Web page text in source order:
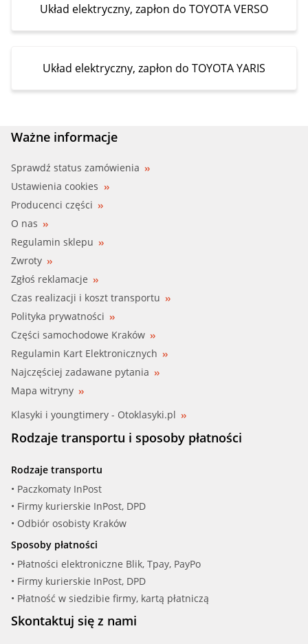
Układ elektryczny, zapłon do TOYOTA VERSO
Układ elektryczny, zapłon do TOYOTA YARIS
Ważne informacje
Sprawdź status zamówienia
Ustawienia cookies
Producenci części
O nas
Regulamin sklepu
Zwroty
Zgłoś reklamacje
Czas realizacji i koszt transportu
Polityka prywatności
Części samochodowe Kraków
Regulamin Kart Elektronicznych
Najczęściej zadawane pytania
Mapa witryny
Klasyki i youngtimery - Otoklasyki.pl
Rodzaje transportu i sposoby płatności
Rodzaje transportu
• Paczkomaty InPost
• Firmy kurierskie InPost, DPD
• Odbiór osobisty Kraków
Sposoby płatności
• Płatności elektroniczne Blik, Tpay, PayPo
• Firmy kurierskie InPost, DPD
• Płatność w siedzibie firmy, kartą płatniczą
Skontaktuj się z nami